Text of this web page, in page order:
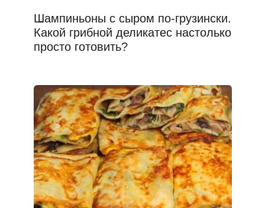
Шампиньоны с сыром по-грузински.
Какой грибной деликатес настолько
просто готовить?